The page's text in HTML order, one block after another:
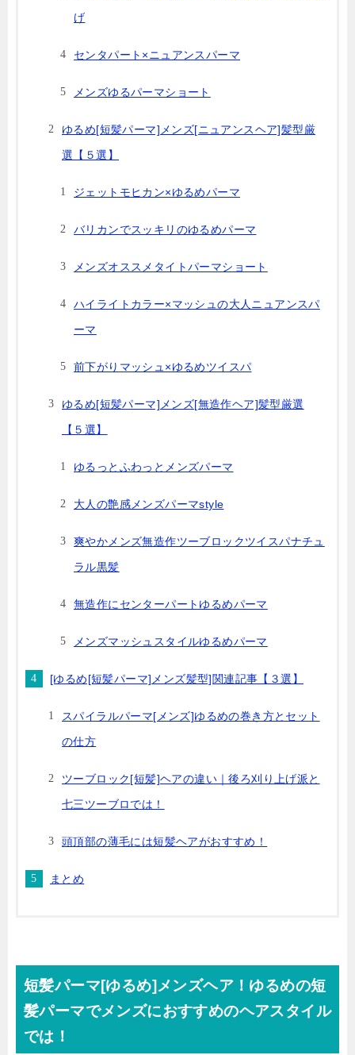
げ
センタパート×ニュアンスパーマ
メンズゆるパーマショート
ゆるめ[短髪パーマ]メンズ[ニュアンスヘア]髪型厳
選【５選】
ジェットモヒカン×ゆるめパーマ
バリカンでスッキリのゆるめパーマ
メンズオススメタイトパーマショート
ハイライトカラー×マッシュの大人ニュアンスパ
ーマ
前下がりマッシュ×ゆるめツイスパ
ゆるめ[短髪パーマ]メンズ[無造作ヘア]髪型厳選
【５選】
ゆるっとふわっとメンズパーマ
大人の艶感メンズパーマstyle
爽やかメンズ無造作ツーブロックツイスパナチュ
ラル黒髪
無造作にセンターパートゆるめパーマ
メンズマッシュスタイルゆるめパーマ
[ゆるめ[短髪パーマ]メンズ髪型]関連記事【３選】
スパイラルパーマ[メンズ]ゆるめの巻き方とセット
の仕方
ツーブロック[短髪]ヘアの違い｜後ろ刈り上げ派と
七三ツーブロでは！
頭頂部の薄毛には短髪ヘアがおすすめ！
まとめ
短髪パーマ[ゆるめ]メンズヘア！ゆるめの短
髪パーマでメンズにおすすめのヘアスタイル
では！